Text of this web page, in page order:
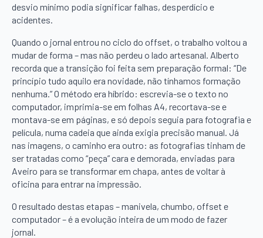
desvio mínimo podia significar falhas, desperdício e
acidentes.
Quando o jornal entrou no ciclo do offset, o trabalho voltou a
mudar de forma – mas não perdeu o lado artesanal. Alberto
recorda que a transição foi feita sem preparação formal: “De
princípio tudo aquilo era novidade, não tínhamos formação
nenhuma.” O método era híbrido: escrevia-se o texto no
computador, imprimia-se em folhas A4, recortava-se e
montava-se em páginas, e só depois seguia para fotografia e
película, numa cadeia que ainda exigia precisão manual. Já
nas imagens, o caminho era outro: as fotografias tinham de
ser tratadas como “peça” cara e demorada, enviadas para
Aveiro para se transformar em chapa, antes de voltar à
oficina para entrar na impressão.
O resultado destas etapas – manivela, chumbo, offset e
computador – é a evolução inteira de um modo de fazer
jornal.